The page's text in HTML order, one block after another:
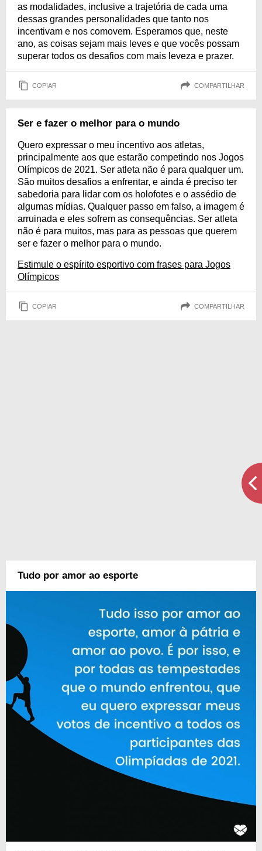
as modalidades, inclusive a trajetória de cada uma
dessas grandes personalidades que tanto nos
incentivam e nos comovem. Esperamos que, neste
ano, as coisas sejam mais leves e que vocês possam
superar todos os desafios com mais leveza e prazer.
COPIAR COMPARTILHAR
Ser e fazer o melhor para o mundo
Quero expressar o meu incentivo aos atletas,
principalmente aos que estarão competindo nos Jogos
Olímpicos de 2021. Ser atleta não é para qualquer um.
São muitos desafios a enfrentar, e ainda é preciso ter
sabedoria para lidar com os holofotes e o assédio de
algumas mídias. Qualquer passo em falso, a imagem é
arruinada e eles sofrem as consequências. Ser atleta
não é para muitos, mas para as pessoas que querem
ser e fazer o melhor para o mundo.
Estimule o espírito esportivo com frases para Jogos
Olímpicos
COPIAR COMPARTILHAR
Tudo por amor ao esporte